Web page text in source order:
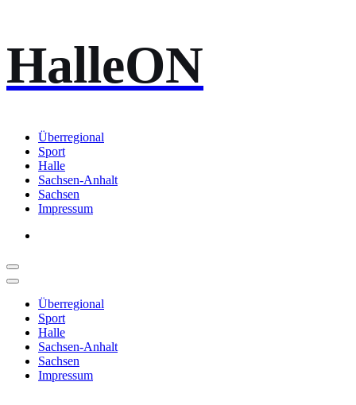
Inhalt
springen
HalleON
Überregional
Sport
Halle
Sachsen-Anhalt
Sachsen
Impressum
Überregional
Sport
Halle
Sachsen-Anhalt
Sachsen
Impressum